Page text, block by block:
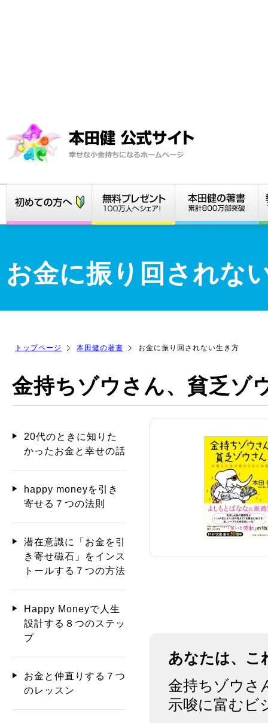
お金に振り回されな
トップページ 本田健の著書 お金に振り回されない生き方
金持ちゾウさん、貧乏ゾ
あなたは、こ
金持ちゾウさ
示唆に富むビ
20代のときに知りた
かったお金と幸せの話
happy moneyを引き
寄せる７つの法則
潜在意識に「お金を引
き寄せ磁石」をインス
トールする７つの方法
Happy Moneyで人生
設計する８つのステッ
プ
お金と仲直りする７つ
のレッスン